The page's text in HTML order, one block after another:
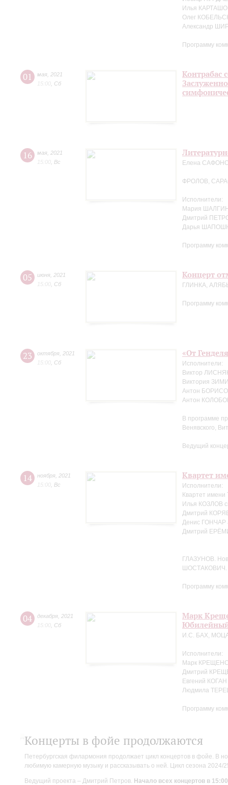
Илья
Олег
Александр
Программу
01 мая 2021
15:00 Сб
Контрабас
16 мая 2021
15:00 Вс Елена
ФРОЛОВ,
Исполнители:
Мария
Дмитрий
Дарья
Программу
05 июня 2021
15:00 Сб
Концерт
ГЛИНКА,
Программу
23 октября 2021
15:00 Сб
«От
Исполнители:
Виктор
Виктория
Антон
Антон
В программе
Венявского,
Ведущий
14 ноября 2021
15:00 Вс
Квартет
Исполнители:
Квартет
Илья КОЗЛОВ
Дмитрий
Денис ГОНЧАР
Дмитрий
ГЛАЗУНОВ.
ШОСТАКОВИЧ.
Программу
04 декабря 2021
15:00 Сб
Марк
И.С. БАХ,
Исполнители:
Марк
Дмитрий
Евгений
Людмила
Программу
Концерты в фойе продолжаются
Петербургская филармония продолжает цикл концертов в фойе. В
любимую камерную музыку и рассказывать о ней. Цикл сезона
Ведущий проекта – Дмитрий Петров. Начало всех концертов в